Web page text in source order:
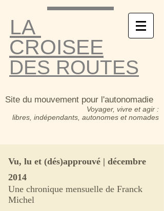
LA
CROISEE
DES ROUTES
Site du mouvement pour l'autonomadie
Voyager, vivre et agir :
libres, indépendants, autonomes et nomades
Vu, lu et (dés)approuvé | décembre
2014
Une chronique mensuelle de Franck
Michel